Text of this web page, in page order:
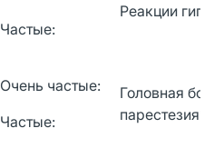
Частые:
Реакции
Очень частые:
Частые:
Головная
парестезия*